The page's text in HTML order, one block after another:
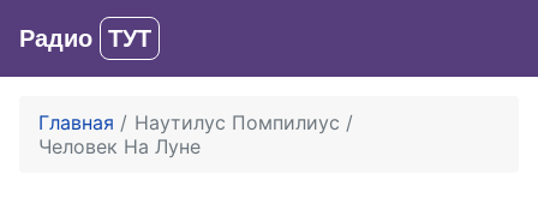
Радио ТУТ
Главная
Наутилус Помпилиус
Человек На Луне